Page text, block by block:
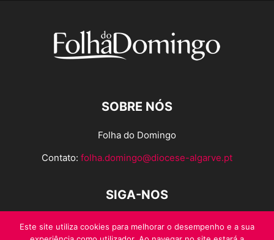
SOBRE NÓS
Folha do Domingo
Contato: folha.domingo@diocese-algarve.pt
SIGA-NOS
Este site utiliza cookies para melhorar o desempenho e a sua